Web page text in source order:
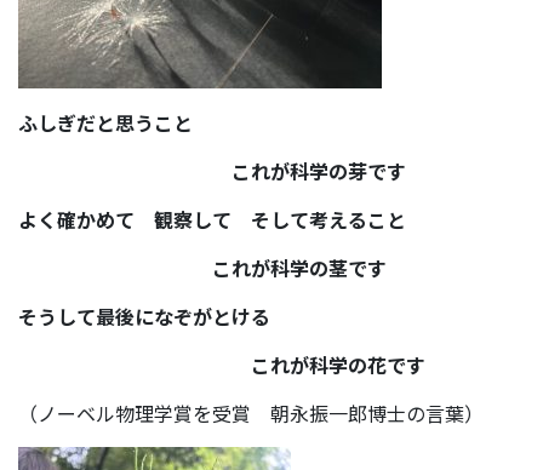
ふしぎだと思うこと
これが科学の芽です
よく確かめて 観察して そして考えること
これが科学の茎です
そうして最後になぞがとける
これが科学の花です
（ノーベル物理学賞を受賞 朝永振一郎博士の言葉）